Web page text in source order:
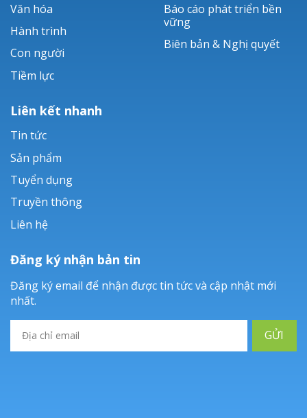
Văn hóa
Hành trình
Con người
Tiềm lực
Báo cáo phát triển bền
vững
Biên bản & Nghị quyết
Liên kết nhanh
Tin tức
Sản phẩm
Tuyển dụng
Truyền thông
Liên hệ
Đăng ký nhận bản tin
Đăng ký email để nhận được tin tức và cập nhật mới
nhất.
GỬI